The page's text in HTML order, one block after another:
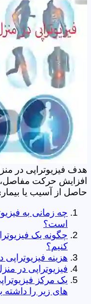
هدف فیزیوتراپی در
افزایش حرکت
حاصل از آسیب یا
چه زمانی به
است؟
چگونه یک
کنیم؟
هزینه
فیزیوتراپی در
یک مرکز
های زیر را داشته